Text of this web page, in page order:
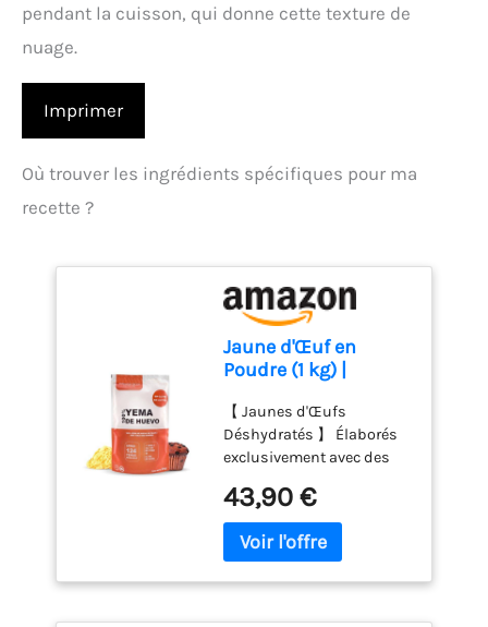
pendant la cuisson, qui donne cette texture de
nuage.
Imprimer
Où trouver les ingrédients spécifiques pour ma
recette ?
Jaune d'Œuf en
Poudre (1 kg) |
Poudre | Œufs
Pasteurisés | Sans
Additifs | Produits
Sans Lactose |
Présentation en
Sachet Sous Vide
【 Jaunes d'Œufs
Déshydratés 】 Élaborés
exclusivement avec des
déshydratés, garantissant
un produit de première
qualité pour vos recettes.
Préparation 】 Avec un
43,90 €